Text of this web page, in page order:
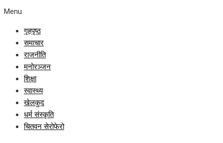
Menu
गृहपृष्ठ
समाचार
राजनीति
मनोरञ्जन
शिक्षा
स्वास्थ्य
खेलकुद
धर्म संस्कृति
चितवन सेरोफेरो